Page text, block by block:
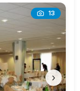
13
›